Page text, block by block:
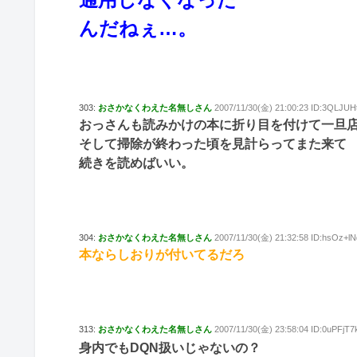
んだねぇ…。
303: おさかなくわえた名無しさん 2007/11/30(金) 21:00:23
おっさんも読みかけの本に折り目を付けて一旦
そして掃除が終わった頃を見計らってまた来て
続きを読めばいい。
304: おさかなくわえた名無しさん 2007/11/30(金) 21:32:58
本ならしおりが付いてるだろ
313: おさかなくわえた名無しさん 2007/11/30(金) 23:58:04
身内でもDQN扱いじゃないの？